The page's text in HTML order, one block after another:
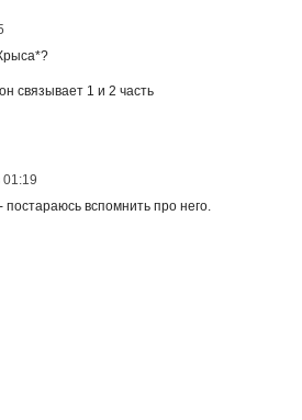
связывает 1 и 2 часть
01:19
постараюсь вспомнить про него.